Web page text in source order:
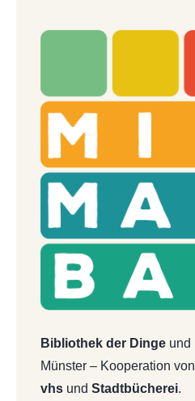
Bibliothek der Dingeund
Münster – Kooperation von
vhsund Stadtbücherei.